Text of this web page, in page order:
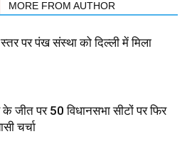
MORE FROM AUTHOR
स्तर पर पंख संस्था को दिल्ली में मिला
जीत पर 50 विधानसभा सीटों पर फिर
चर्चा